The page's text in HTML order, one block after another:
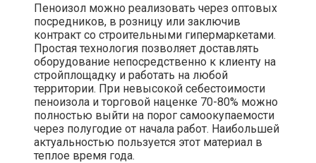
Пеноизол можно реализовать через оптовых
посредников, в розницу или заключив
контракт со строительными гипермаркетами.
Простая технология позволяет доставлять
оборудование непосредственно к клиенту на
стройплощадку и работать на любой
территории. При невысокой себестоимости
пеноизола и торговой наценке 70-80% можно
полностью выйти на порог самоокупаемости
через полугодие от начала работ. Наибольшей
актуальностью пользуется этот материал в
теплое время года.​